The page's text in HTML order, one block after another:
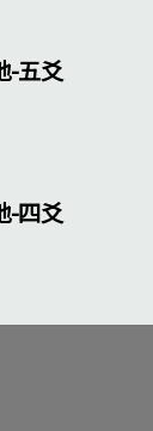
-五爻
-四爻